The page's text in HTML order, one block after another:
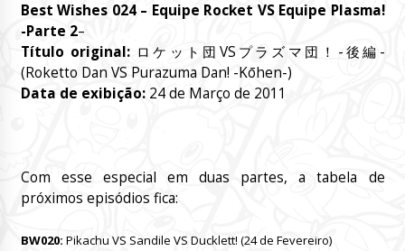
Best Wishes 024 – Equipe Rocket VS Equipe Plasma!
-Parte 2–
Título original: ロケット団VSプラズマ団！-後編-
(Roketto Dan VS Purazuma Dan! -Kōhen-)
Data de exibição:24 de Março de 2011
Com esse especial em duas partes, a tabela de
próximos episódios fica:
BW020: Pikachu VS Sandile VS Ducklett! (24 de Fevereiro)